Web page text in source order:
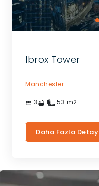
Ibrox Tower
Manchester
3 1 53 m2
Daha Fazla Detay